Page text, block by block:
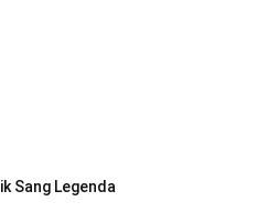
Sang Legenda